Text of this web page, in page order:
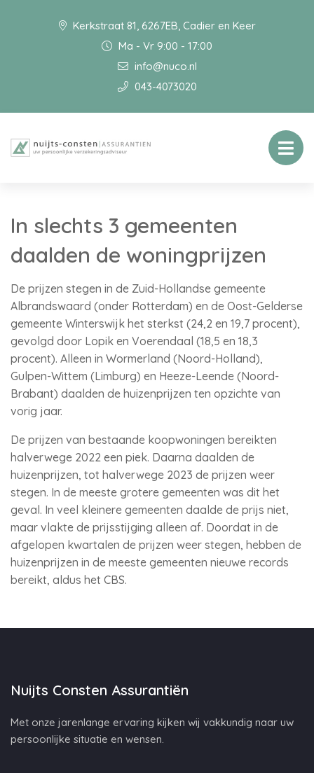
Kerkstraat 81, 6267EB, Cadier en Keer
Ma - Vr 9:00 - 17:00
info@nuco.nl
043-4073020
In slechts 3 gemeenten
daalden de woningprijzen
De prijzen stegen in de Zuid-Hollandse gemeente
Albrandswaard (onder Rotterdam) en de Oost-Gelderse
gemeente Winterswijk het sterkst (24,2 en 19,7 procent),
gevolgd door Lopik en Voerendaal (18,5 en 18,3
procent). Alleen in Wormerland (Noord-Holland),
Gulpen-Wittem (Limburg) en Heeze-Leende (Noord-
Brabant) daalden de huizenprijzen ten opzichte van
vorig jaar.
De prijzen van bestaande koopwoningen bereikten
halverwege 2022 een piek. Daarna daalden de
huizenprijzen, tot halverwege 2023 de prijzen weer
stegen. In de meeste grotere gemeenten was dit het
geval. In veel kleinere gemeenten daalde de prijs niet,
maar vlakte de prijsstijging alleen af. Doordat in de
afgelopen kwartalen de prijzen weer stegen, hebben de
huizenprijzen in de meeste gemeenten nieuwe records
bereikt, aldus het CBS.
Nuijts Consten Assurantiën
Met onze jarenlange ervaring kijken wij vakkundig naar uw
persoonlijke situatie en wensen.